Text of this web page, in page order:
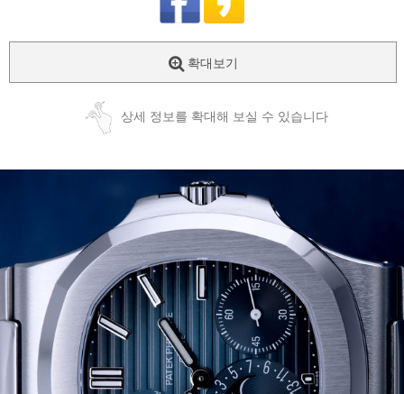
확대보기
상세 정보를 확대해 보실 수 있습니다